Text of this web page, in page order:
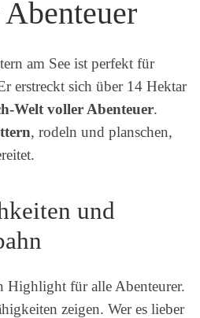
am See ist perfekt für
erstreckt sich über 14 Hektar
Welt voller Abenteuer.
, rodeln und planschen,
und
Highlight für alle Abenteurer.
zeigen. Wer es lieber